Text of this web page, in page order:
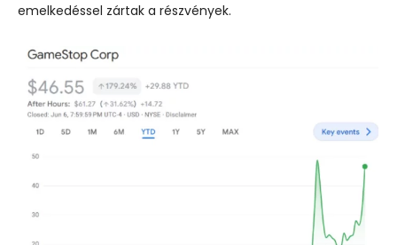
emelkedéssel zártak a részvények.